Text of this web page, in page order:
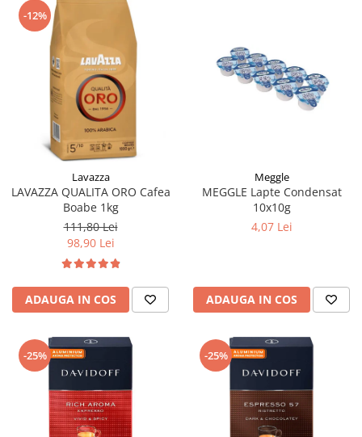
-12%
Lavazza
LAVAZZA QUALITA ORO Cafea
Boabe 1kg
111,80 Lei
98,90 Lei
ADAUGA IN COS
Meggle
MEGGLE Lapte Condensat
10x10g
4,07 Lei
ADAUGA IN COS
-25% -25%